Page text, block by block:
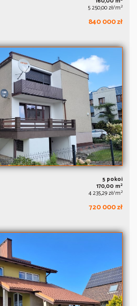
5 250,00 zł/m2
840 000 zł
5 pokoi
170,00 m2
4 235,29 zł/m2
720 000 zł